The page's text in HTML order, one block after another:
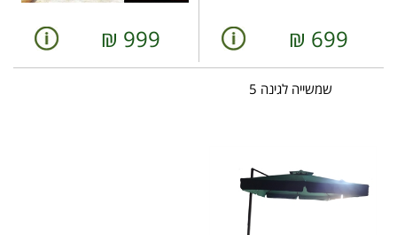
699
₪
999
₪
שמשייה לגינה 5